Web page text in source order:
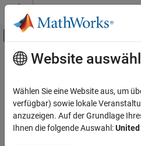
Weiter zum Inhalt
Umschaltung für
Startseite der Dokumentation
Simulink Coder
Deployment, Integration, and Supported
Hardware
Hauptinhalt
Namespace:
Superclasses:
Website
Wählen Sie eine Website aus, um
verfügbar) sowie lokale
anzuzeigen. Auf der Grundlage
Ihnen die folgende Auswahl: